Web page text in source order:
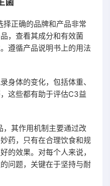
正确的品牌和产品非常
，查看其成分和有效菌
遵循产品说明书上的用法
身体的变化，包括体重、
这些都有助于评估C3益
其作用机制主要通过改
药，只有在合理饮食和规
的效果。对每个人来说，
问题，关键在于坚持与耐